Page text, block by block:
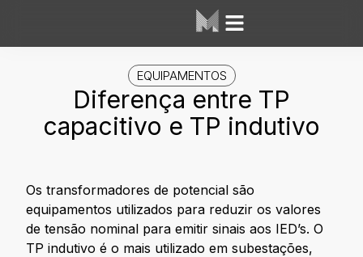
EQUIPAMENTOS
Diferença entre TP
capacitivo e TP indutivo
Os transformadores de potencial são
equipamentos utilizados para reduzir os valores
de tensão nominal para emitir sinais aos IED’s. O
TP indutivo é o mais utilizado em subestações,